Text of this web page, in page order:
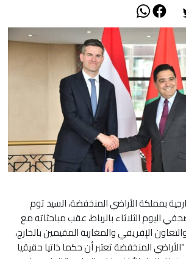
بمملكة الأراضي المنخفضة، السيد توم
اليوم الثلاثاء بالرباط، عقب مباحثاته مع
الإفريقي والمغاربة المقيمين بالخارج،
المنخفضة تعتبر أن حكما ذاتيا حقيقيا